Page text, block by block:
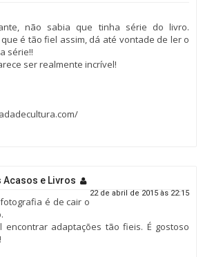
não sabia que tinha série do livro.
é tão fiel assim, dá até vontade de ler o
série!!
ser realmente incrível!
Acasos e Livros
22 de abril de 2015 às 22:15
fotografia é de cair o
encontrar adaptações tão fieis. É gostoso